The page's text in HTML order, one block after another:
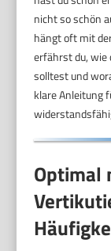
nicht so schön
hängt oft mit
erfährst du, wie
solltest und
klare Anleitung
Optimal